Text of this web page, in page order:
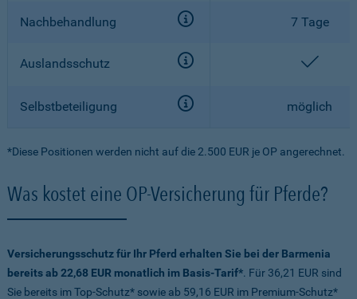
Nachbehandlung 7 Tage
Auslandsschutz
Selbstbeteiligung möglich
*Diese Positionen werden nicht auf die 2.500 EUR je OP angerechnet.
Was kostet eine OP-Versicherung für Pferde?
Versicherungsschutz für Ihr Pferd erhalten Sie bei der Barmenia
bereits ab 22,68 EUR monatlich im Basis-Tarif*. Für 36,21 EUR sind
Sie bereits im Top-Schutz* sowie ab 59,16 EUR im Premium-Schutz*